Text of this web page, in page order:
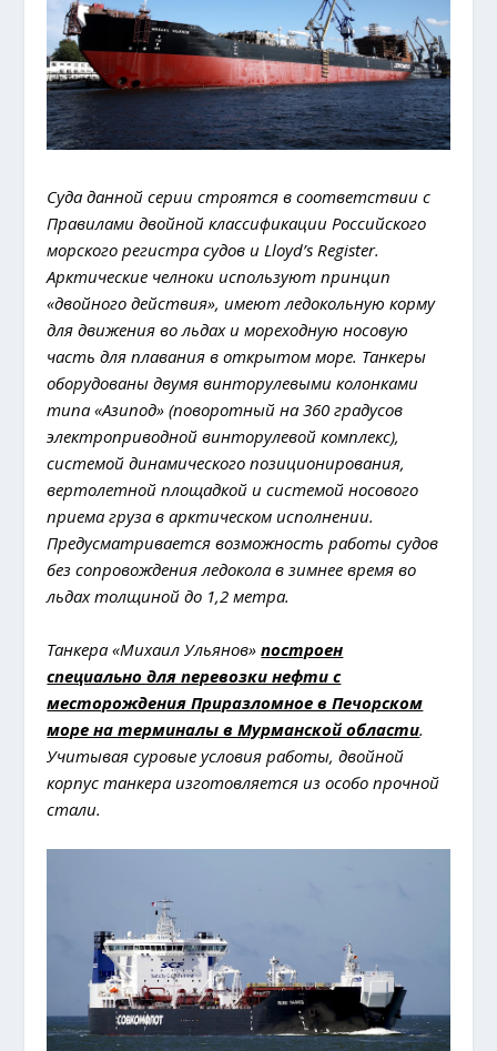
Суда данной серии строятся в соответствии с
Правилами двойной классификации Российского
морского регистра судов и Lloyd’s Register.
Арктические челноки используют принцип
«двойного действия», имеют ледокольную корму
для движения во льдах и мореходную носовую
часть для плавания в открытом море. Танкеры
оборудованы двумя винторулевыми колонками
типа «Азипод» (поворотный на 360 градусов
электроприводной винторулевой комплекс),
системой динамического позиционирования,
вертолетной площадкой и системой носового
приема груза в арктическом исполнении.
Предусматривается возможность работы судов
без сопровождения ледокола в зимнее время во
льдах толщиной до 1,2 метра.
Танкера «Михаил Ульянов»построен
специально для перевозки нефти с
месторождения Приразломное в Печорском
море на терминалы в Мурманской области.
Учитывая суровые условия работы, двойной
корпус танкера изготовляется из особо прочной
стали.